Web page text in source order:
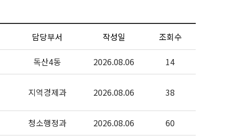
담당부서 작성일 조회수
독산4동 2026.08.06 14
지역경제과 2026.08.06 38
청소행정과 2026.08.06
60